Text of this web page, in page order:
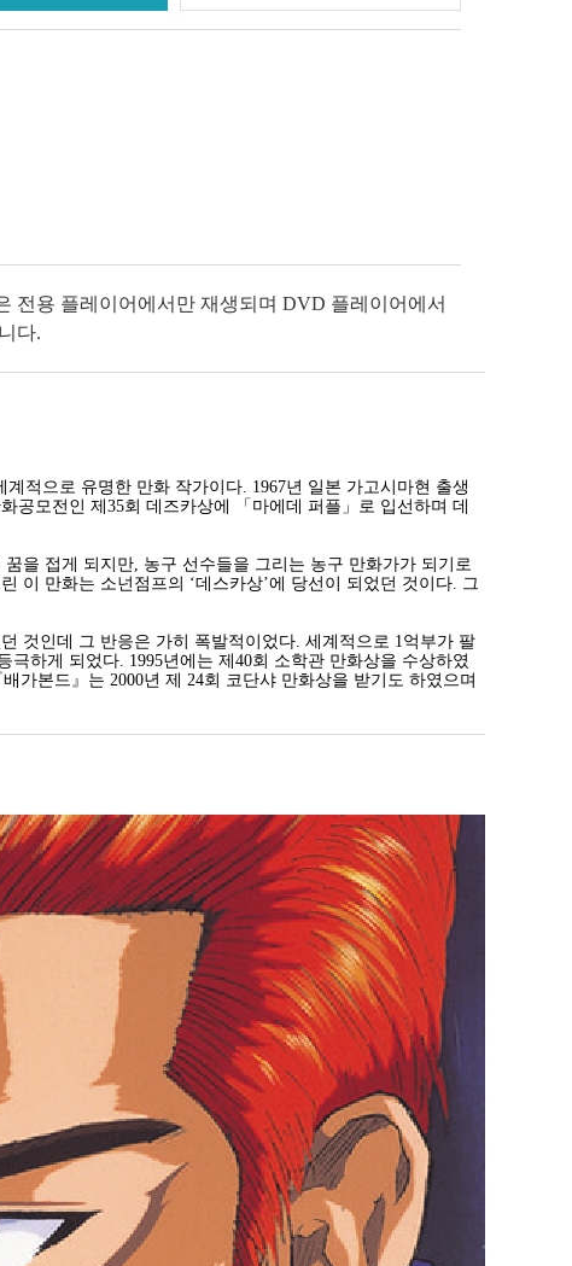
전용 플레이어에서만 재생되며 DVD 플레이어에서
다.
적으로 유명한 만화 작가이다. 1967년 일본 가고시마현 출생
공모전인 제35회 데즈카상에 「마에데 퍼플」로 입선하며 데
을 접게 되지만, 농구 선수들을 그리는 농구 만화가가 되기로
이 만화는 소넌점프의 ‘데스카상’에 당선이 되었던 것이다. 그
것인데 그 반응은 가히 폭발적이었다. 세계적으로 1억부가 팔
하게 되었다. 1995년에는 제40회 소학관 만화상을 수상하였
가본드』는 2000년 제 24회 코단샤 만화상을 받기도 하였으며